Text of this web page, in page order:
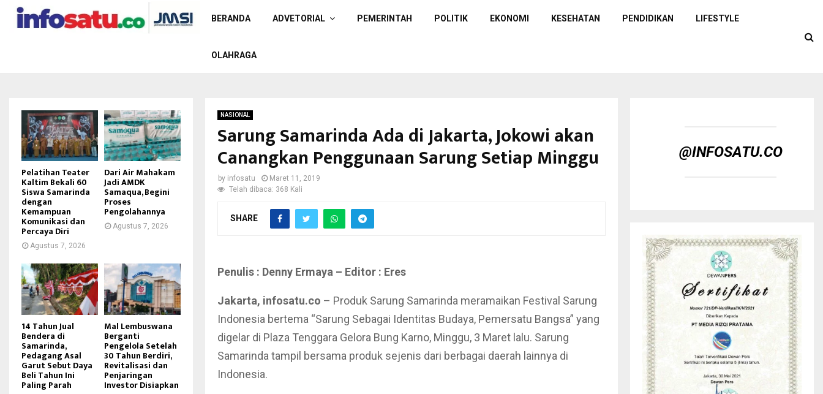
BERANDA ADVETORIAL PEMERINTAH POLITIK EKONOMI KESEHATAN PENDIDIKAN LIFESTYLE
OLAHRAGA
NASIONAL
Sarung Samarinda Ada di Jakarta, Jokowi akan
Canangkan Penggunaan Sarung Setiap Minggu
by infosatu
Maret 11, 2019
Telah dibaca: 368 Kali
SHARE
Penulis : Denny Ermaya – Editor : Eres
Jakarta, infosatu.co – Produk Sarung Samarinda meramaikan Festival Sarung
Indonesia bertema “Sarung Sebagai Identitas Budaya, Pemersatu Bangsa” yang
digelar di Plaza Tenggara Gelora Bung Karno, Minggu, 3 Maret lalu. Sarung
Samarinda tampil bersama produk sejenis dari berbagai daerah lainnya di
Indonesia.
Pelatihan Teater
Kaltim Bekali 60
Siswa Samarinda
dengan
Kemampuan
Komunikasi dan
Percaya Diri
Agustus 7, 2026
Dari Air Mahakam
Jadi AMDK
Samaqua, Begini
Proses
Pengolahannya
Agustus 7, 2026
14 Tahun Jual
Bendera di
Samarinda,
Pedagang Asal
Garut Sebut Daya
Beli Tahun Ini
Paling Parah
Mal Lembuswana
Berganti
Pengelola Setelah
30 Tahun Berdiri,
Revitalisasi dan
Penjaringan
Investor Disiapkan
@INFOSATU.CO